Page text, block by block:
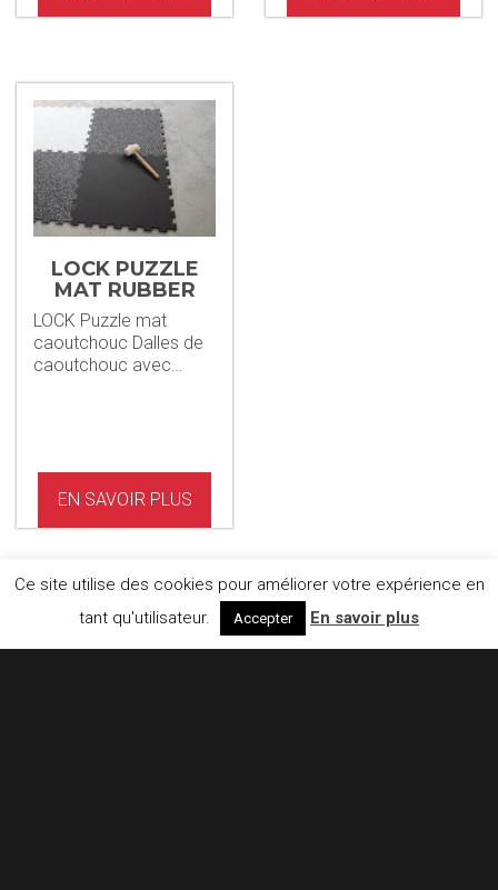
LOCK PUZZLE
MAT RUBBER
LOCK Puzzle mat
caoutchouc Dalles de
caoutchouc avec…
EN SAVOIR PLUS
Ce site utilise des cookies pour améliorer votre expérience en
tant qu'utilisateur.
Accepter En savoir plus